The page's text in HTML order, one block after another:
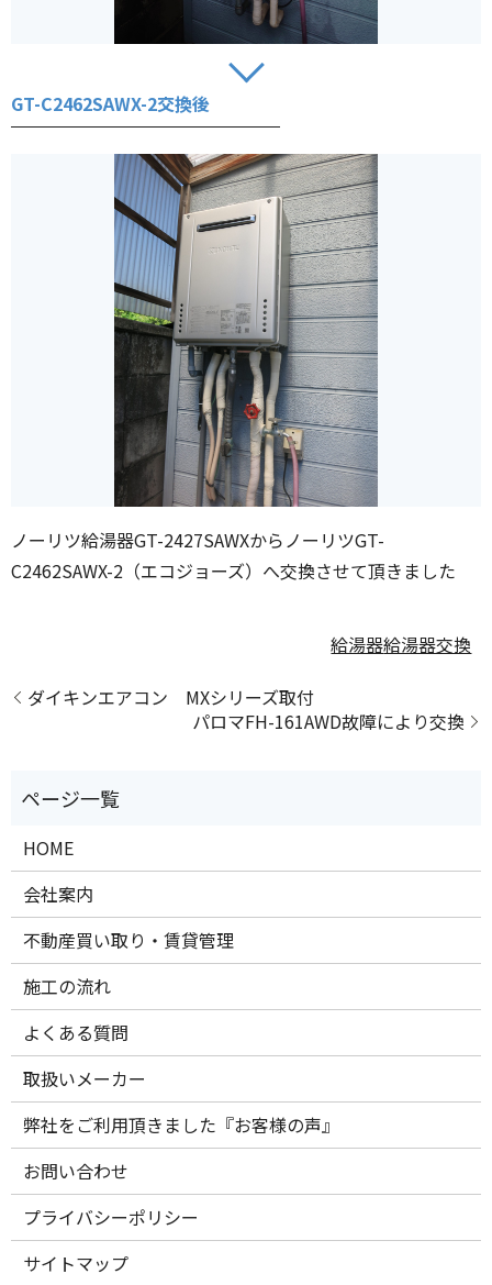
GT-C2462SAWX-2交換後
ノーリツ給湯器GT-2427SAWXからノーリツGT-
C2462SAWX-2（エコジョーズ）へ交換させて頂きました
給湯器給湯器交換
ダイキンエアコン MXシリーズ取付
パロマFH-161AWD故障により交換
HOME
会社案内
不動産買い取り・賃貸管理
施工の流れ
よくある質問
取扱いメーカー
弊社をご利用頂きました『お客様の声』
お問い合わせ
プライバシーポリシー
サイトマップ